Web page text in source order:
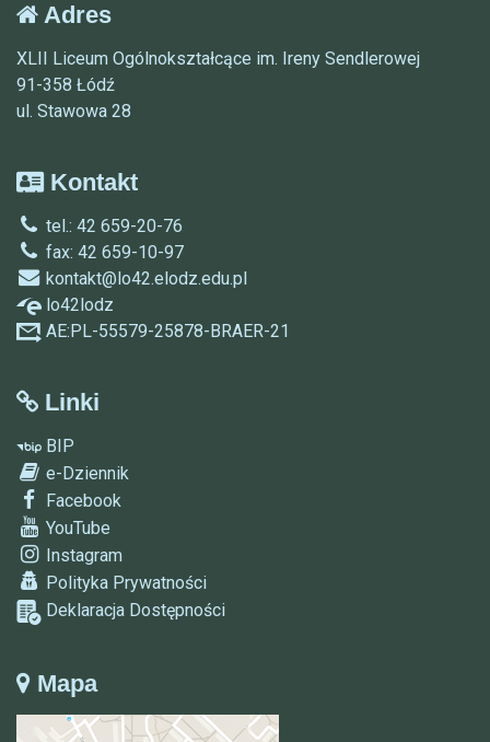
Adres
XLII Liceum Ogólnokształcące im. Ireny Sendlerowej
91-358 Łódź
ul. Stawowa 28
Kontakt
tel.: 42 659-20-76
fax: 42 659-10-97
kontakt@lo42.elodz.edu.pl
lo42lodz
AE:PL-55579-25878-BRAER-21
Linki
BIP
e-Dziennik
Facebook
YouTube
Instagram
Polityka Prywatności
Deklaracja Dostępności
Mapa